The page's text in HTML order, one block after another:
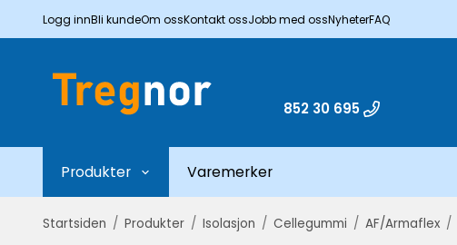
Logg innBli kundeOm ossKontakt ossJobb med ossNyheterFAQ
852 30 695
Produkter Varemerker
Startsiden / Produkter / Isolasjon / Cellegummi / AF/Armaflex /